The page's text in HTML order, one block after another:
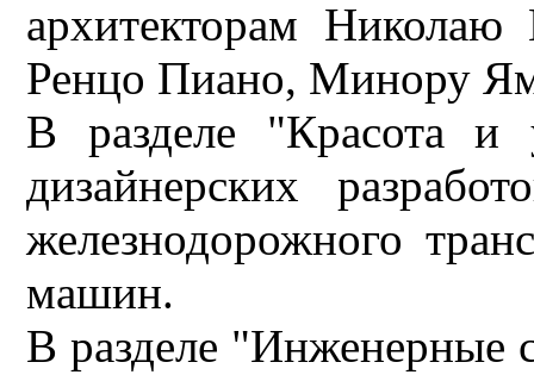
архитекторам
Ренцо Пиано, Минору
В разделе "Красота и
дизайнерских
железнодорожного
машин.
В разделе "Инженерные